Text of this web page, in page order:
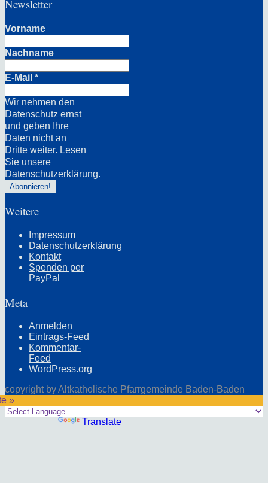
Newsletter
Vorname
Nachname
E-Mail *
Wir nehmen den
Datenschutz ernst
und geben Ihre
Daten nicht an
Dritte weiter. Lesen
Sie unsere
Datenschutzerklärung.
Weitere
Impressum
Datenschutzerklärung
Kontakt
Spenden per
PayPal
Meta
Anmelden
Eintrags-Feed
Kommentar-
Feed
WordPress.org
copyright by Altkatholische Pfarrgemeinde Baden-Baden
»
Translate